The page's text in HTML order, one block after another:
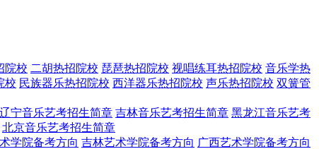
院校 二胡热招院校 琵琶热招院校 视唱练耳热招院校 音乐学热
校 民族器乐热招院校 西洋器乐热招院校 声乐热招院校 双簧管
辽宁音乐艺考招生简章 吉林音乐艺考招生简章 黑龙江音乐艺考
北京音乐艺考招生简章
学院备考方向 吉林艺术学院备考方向 广西艺术学院备考方向